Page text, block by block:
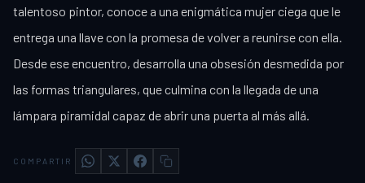
talentoso pintor, conoce a una enigmática mujer ciega que le
entrega una llave con la promesa de volver a reunirse con ella.
Desde ese encuentro, desarrolla una obsesión desmedida por
las formas triangulares, que culmina con la llegada de una
lámpara piramidal capaz de abrir una puerta al más allá.
COMPARTIR